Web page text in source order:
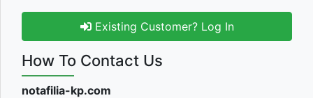
Existing Customer? Log In
How To Contact Us
notafilia-kp.com